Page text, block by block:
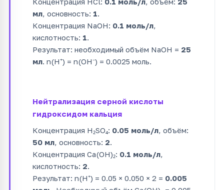
мл, основность: 1.
Концентрация NaOH: 0.1 моль/л,
кислотность: 1.
Результат: необходимый объём NaOH = 25
мл. n(H⁺) = n(OH⁻) = 0.0025 моль.
Нейтрализация серной кислоты
гидроксидом кальция
Концентрация H₂SO₄: 0.05 моль/л, объём:
50 мл, основность: 2.
Концентрация Ca(OH)₂: 0.1 моль/л,
кислотность: 2.
Результат: n(H⁺) = 0.05 × 0.050 × 2 = 0.005